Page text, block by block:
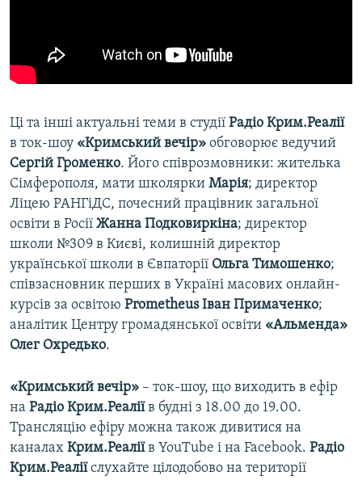
Ці та інші актуальні теми в студії Радіо Крим.Реалії
в ток-шоу «Кримський вечір» обговорює ведучий
Сергій Громенко. Його співрозмовники: жителька
Сімферополя, мати школярки Марія; директор
Ліцею РАНГіДС, почесний працівник загальної
освіти в Росії Жанна Подковиркіна; директор
школи №309 в Києві, колишній директор
української школи в Євпаторії Ольга Тимошенко;
співзасновник перших в Україні масових онлайн-
курсів за освітою Prometheus Іван Примаченко;
аналітик Центру громадянської освіти «Альменда»
Олег Охредько.
«Кримський вечір» – ток-шоу, що виходить в ефір
на Радіо Крим.Реаліїв будні з 18.00 до 19.00.
Трансляцію ефіру можна також дивитися на
каналах Крим.Реаліїв YouTube і на Facebook. Радіо
Крим.Реаліїслухайте цілодобово на території